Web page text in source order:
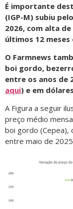
É importante
(IGP-M) subiu
2026, com alta
últimos 12 meses
O Farmnews
boi gordo,
entre os anos de
aqui) e em
A Figura a seguir
preço médio
boi gordo (Cepea),
entre maio de